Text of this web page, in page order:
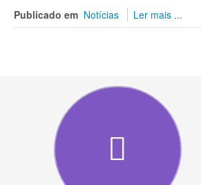
Publicado em Notícias Ler mais ...